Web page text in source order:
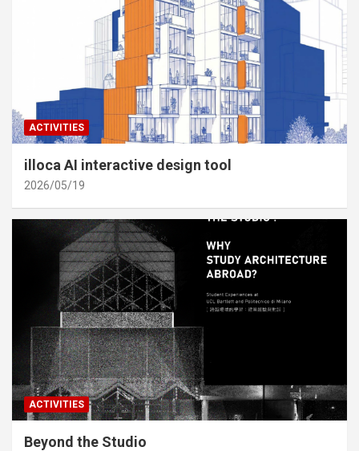
ACTIVITIES
illoca AI interactive design tool
2026/05/19
ACTIVITIES
Beyond the Studio